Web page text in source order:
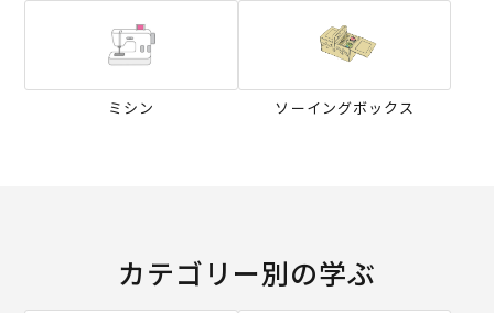
ミシン ソーイングボックス
カテゴリー別の学ぶ